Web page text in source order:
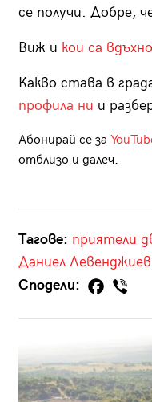
се получи. Добре,
Виж и кои са
Какво става в
профила ни и
Абонирай се за
отблизо и далеч.
Тагове: приятели
Даниел Левенджиев
Сподели: